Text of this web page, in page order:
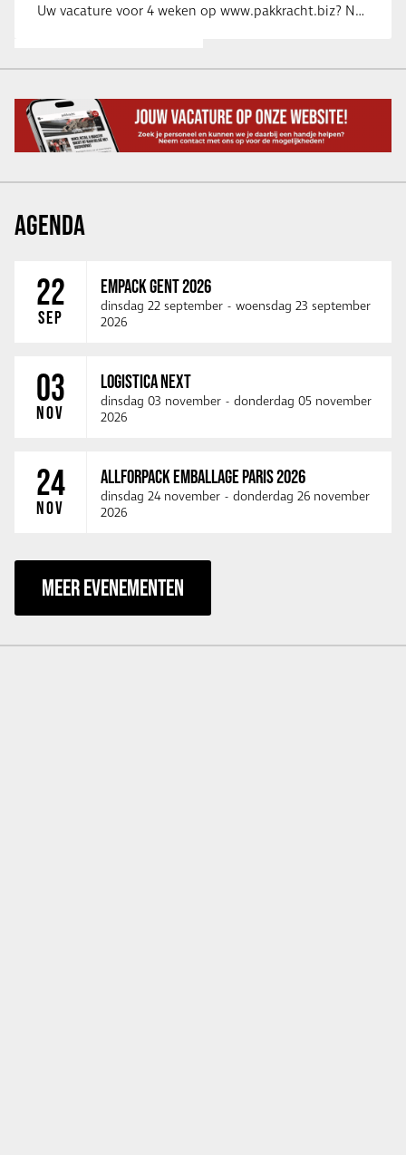
Uw vacature voor 4 weken op www.pakkracht.biz? Neem dan contact op met Yannick van …
AGENDA
22
SEP
EMPACK GENT 2026
dinsdag 22 september - woensdag 23 september
2026
03
NOV
LOGISTICA NEXT
dinsdag 03 november - donderdag 05 november
2026
24
NOV
ALLFORPACK EMBALLAGE PARIS 2026
dinsdag 24 november - donderdag 26 november
2026
MEER EVENEMENTEN